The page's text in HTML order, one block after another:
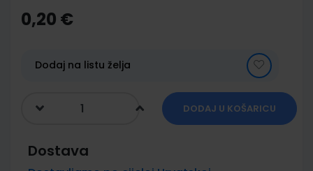
the
beginning
gallery
0,20 €
Dodaj na listu želja
DODAJ U KOŠARICU
Dostava